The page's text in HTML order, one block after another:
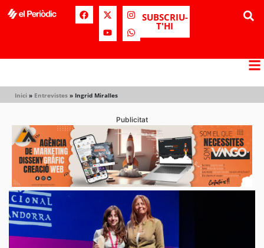
SUBSCRIU-
T'HI
Inici » Entrevistes » Ingrid Miralles
Publicitat